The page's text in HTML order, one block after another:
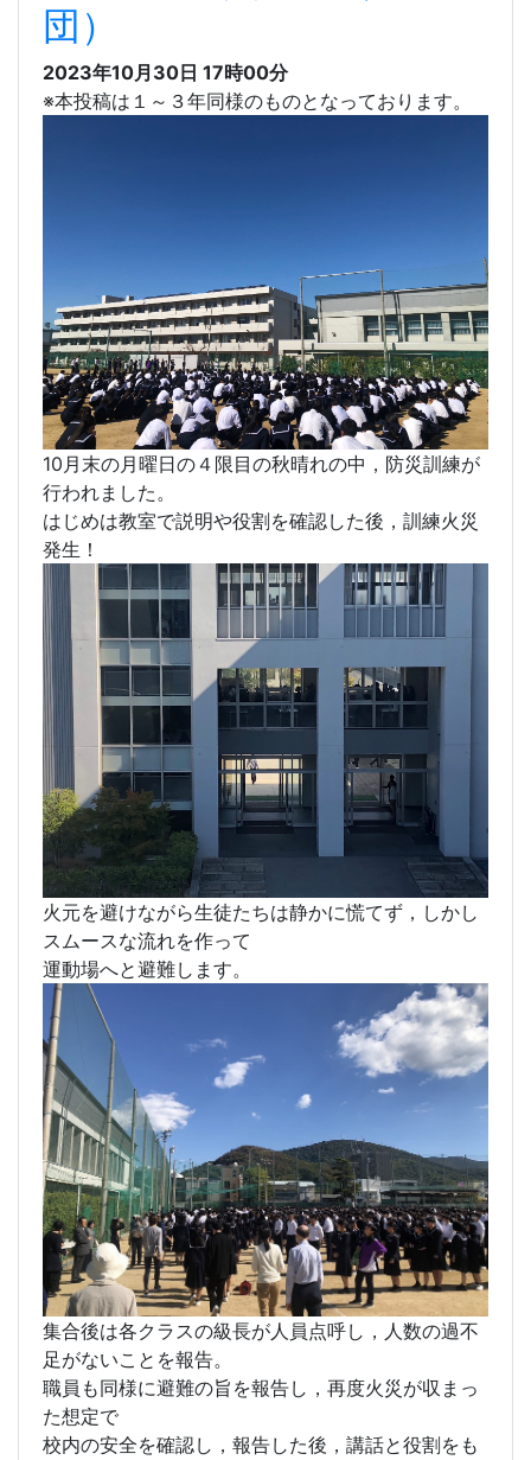
心がけていきましょう。
231030防災訓練（３年
10月末の月曜日の４限目の秋晴れの中，防災訓練が
行われました。
はじめは教室で説明や役割を確認した後，訓練火災
発生！
火元を避けながら生徒たちは静かに慌てず，しかし
スムースな流れを作って
運動場へと避難します。
集合後は各クラスの級長が人員点呼し，人数の過不